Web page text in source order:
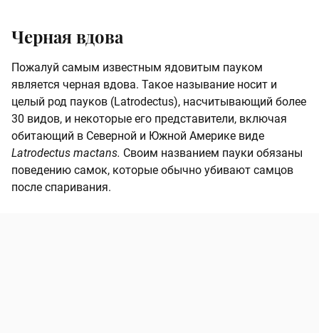
Черная вдова
Пожалуй самым известным ядовитым пауком
является черная вдова. Такое называние носит и
целый род пауков (Latrodectus), насчитывающий более
30 видов, и некоторые его представители, включая
обитающий в Северной и Южной Америке виде
Latrodectus mactans. Своим названием пауки обязаны
поведению самок, которые обычно убивают самцов
после спаривания.